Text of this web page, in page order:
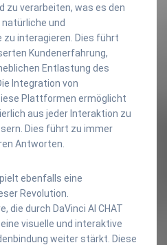
zu verarbeiten, was es den
und
zu interagieren. Dies führt
Kundenerfahrung,
Entlastung des
Integration von
Plattformen ermöglicht
aus jeder Interaktion zu
Dies führt zu immer
Antworten.
ebenfalls eine
Revolution.
die durch DaVinci AI CHAT
visuelle und interaktive
weiter stärkt. Diese